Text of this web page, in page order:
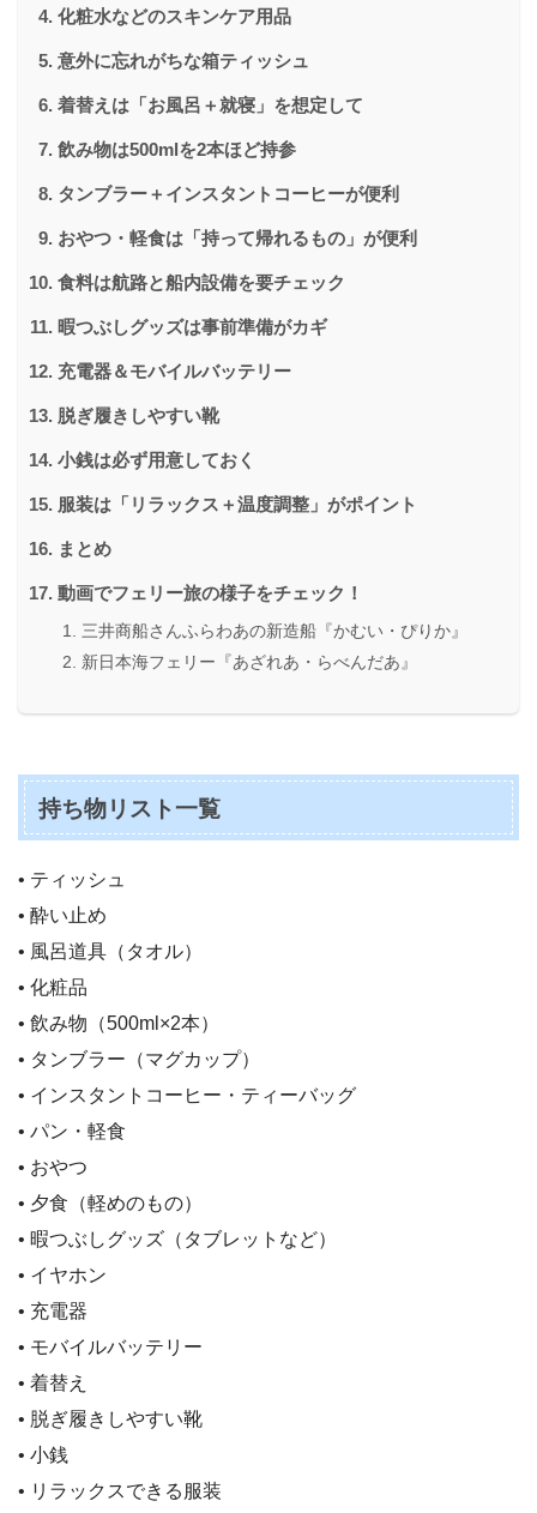
化粧水などのスキンケア用品
意外に忘れがちな箱ティッシュ
着替えは「お風呂＋就寝」を想定して
飲み物は500mlを2本ほど持参
タンブラー＋インスタントコーヒーが便利
おやつ・軽食は「持って帰れるもの」が便利
食料は航路と船内設備を要チェック
暇つぶしグッズは事前準備がカギ
充電器＆モバイルバッテリー
脱ぎ履きしやすい靴
小銭は必ず用意しておく
服装は「リラックス＋温度調整」がポイント
まとめ
動画でフェリー旅の様子をチェック！
三井商船さんふらわあの新造船『かむい・ぴりか』
新日本海フェリー『あざれあ・らべんだあ』
持ち物リスト一覧
• ティッシュ
• 酔い止め
• 風呂道具（タオル）
• 化粧品
• 飲み物（500ml×2本）
• タンブラー（マグカップ）
• インスタントコーヒー・ティーバッグ
• パン・軽食
• おやつ
• 夕食（軽めのもの）
• 暇つぶしグッズ（タブレットなど）
• イヤホン
• 充電器
• モバイルバッテリー
• 着替え
• 脱ぎ履きしやすい靴
• 小銭
• リラックスできる服装